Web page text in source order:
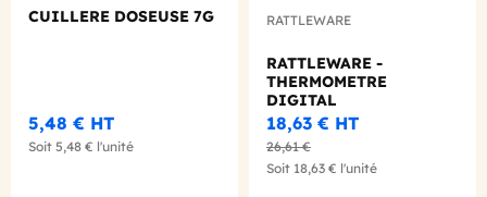
CUILLERE DOSEUSE 7G
5,48 € HT
Soit 5,48 € l'unité
RATTLEWARE
RATTLEWARE -
THERMOMETRE
DIGITAL
18,63 € HT
26,61 €
Soit 18,63 € l'unité